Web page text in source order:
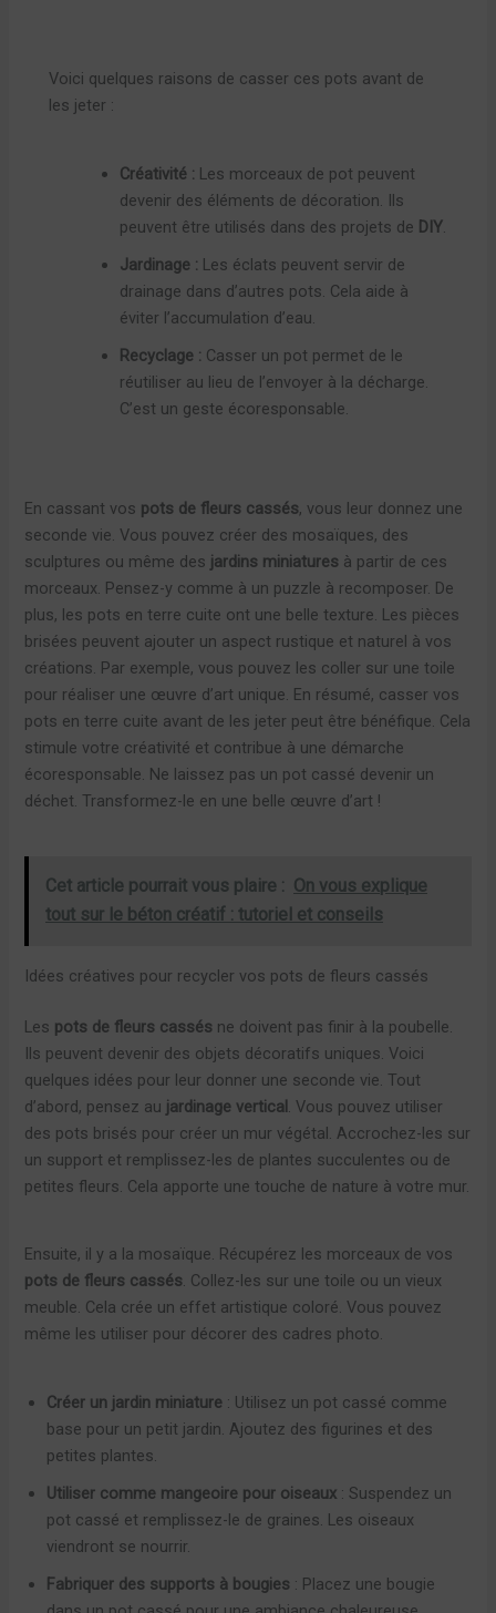
Voici quelques raisons de casser ces pots avant de
les jeter :
Créativité : Les morceaux de pot peuvent
devenir des éléments de décoration. Ils
peuvent être utilisés dans des projets de DIY.
Jardinage : Les éclats peuvent servir de
drainage dans d’autres pots. Cela aide à
éviter l’accumulation d’eau.
Recyclage : Casser un pot permet de le
réutiliser au lieu de l’envoyer à la décharge.
C’est un geste écoresponsable.
En cassant vos pots de fleurs cassés, vous leur donnez une
seconde vie. Vous pouvez créer des mosaïques, des
sculptures ou même des jardins miniatures à partir de ces
morceaux. Pensez-y comme à un puzzle à recomposer. De
plus, les pots en terre cuite ont une belle texture. Les pièces
brisées peuvent ajouter un aspect rustique et naturel à vos
créations. Par exemple, vous pouvez les coller sur une toile
pour réaliser une œuvre d’art unique. En résumé, casser vos
pots en terre cuite avant de les jeter peut être bénéfique. Cela
stimule votre créativité et contribue à une démarche
écoresponsable. Ne laissez pas un pot cassé devenir un
déchet. Transformez-le en une belle œuvre d’art !
Cet article pourrait vous plaire : On vous explique
tout sur le béton créatif : tutoriel et conseils
Idées créatives pour recycler vos pots de fleurs cassés
Les pots de fleurs cassés ne doivent pas finir à la poubelle.
Ils peuvent devenir des objets décoratifs uniques. Voici
quelques idées pour leur donner une seconde vie. Tout
d’abord, pensez au jardinage vertical . Vous pouvez utiliser
des pots brisés pour créer un mur végétal. Accrochez-les sur
un support et remplissez-les de plantes succulentes ou de
petites fleurs. Cela apporte une touche de nature à votre mur.
Ensuite, il y a la mosaïque. Récupérez les morceaux de vos
pots de fleurs cassés. Collez-les sur une toile ou un vieux
meuble. Cela crée un effet artistique coloré. Vous pouvez
même les utiliser pour décorer des cadres photo.
Créer un jardin miniature : Utilisez un pot cassé comme
base pour un petit jardin. Ajoutez des figurines et des
petites plantes.
Utiliser comme mangeoire pour oiseaux : Suspendez un
pot cassé et remplissez-le de graines. Les oiseaux
viendront se nourrir.
Fabriquer des supports à bougies : Placez une bougie